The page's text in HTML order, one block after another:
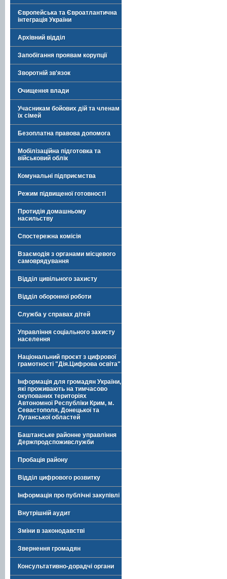
Європейська та Євроатлантична
інтеграція України
Архівний відділ
Запобігання проявам корупції
Зворотній зв'язок
Очищення влади
Учасникам бойових дій та членам
їх сімей
Безоплатна правова допомога
Мобілізаційна підготовка та
військовий облік
Комунальні підприємства
Режим підвищеної готовності
Протидія домашньому
насильству
Спостережна комісія
Взаємодія з органами місцевого
самоврядування
Відділ цивільного захисту
Відділ оборонної роботи
Служба у справах дітей
Управління соціального захисту
населення
Національний проєкт з цифрової
грамотності "Дія.Цифрова освіта"
Інформація для громадян України,
які проживають на тимчасово
окупованих територіях
Автономної Республіки Крим, м.
Севастополя, Донецької та
Луганської областей
Баштанське районне управління
Держпродспоживслужби
Пробація району
Відділ цифрового розвитку
Інформація про публічні закупівлі
Внутрішній аудит
Зміни в законодавстві
Звернення громадян
Консультативно-дорадчі органи